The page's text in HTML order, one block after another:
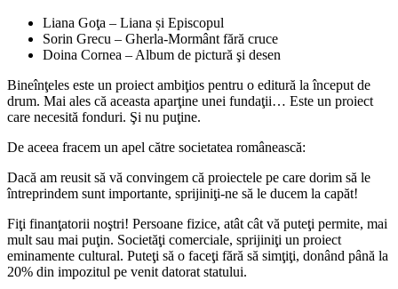
Liana Goţa – Liana și Episcopul
Sorin Grecu – Gherla-Mormânt fără cruce
Doina Cornea – Album de pictură şi desen
Bineînţeles este un proiect ambiţios pentru o editură la început de
drum. Mai ales că aceasta aparţine unei fundaţii… Este un proiect
care necesită fonduri. Şi nu puţine.
De aceea fracem un apel către societatea românească:
Dacă am reusit să vă convingem că proiectele pe care dorim să le
întreprindem sunt importante, sprijiniţi-ne să le ducem la capăt!
Fiţi finanţatorii noştri! Persoane fizice, atât cât vă puteţi permite, mai
mult sau mai puţin. Societăţi comerciale, sprijiniţi un proiect
eminamente cultural. Puteţi să o faceţi fără să simţiţi, donând până la
20% din impozitul pe venit datorat statului.